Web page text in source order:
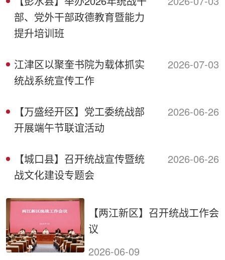
部、党外干部政德教育暨能力
提升培训班
江津区以聚奎书院为载体抓实
统战系统宣传工作
2026-07-03
【万盛经开区】党工委统战部
开展端午节联谊活动
2026-06-26
【城口县】召开统战宣传暨统
战文化建设专题会
2026-06-26
【两江新区】召开统战工作会
议
2026-06-09